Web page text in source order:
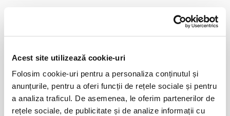
Acest site utilizează cookie-uri
Folosim cookie-uri pentru a personaliza conținutul și
anunțurile, pentru a oferi funcții de rețele sociale și pentru
a analiza traficul. De asemenea, le oferim partenerilor de
rețele sociale, de publicitate și de analize informații cu
Taxă procesare - 2 lei
Un bilet este valabil pentru o singură persoană. Toți participanții la
indiferent de vârstă.
Vă rugăm să respectați orele de acces în stadion inscripționate pe
bilet, pentru a evita aglomerarea pe căile de acces sau deranjarea
Evenimente similare